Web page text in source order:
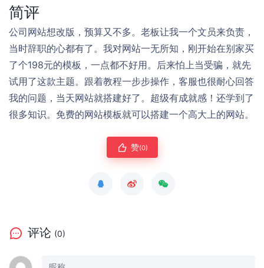
简评
公司网站想改版，预算又不多。老板让我一个文员来负责，
当时辞职的心都有了。我对网站一无所知，刚开始在别家买
了个198元的模板，一点都不好用。后来怕上当受骗，就先
试用了这款主题。跟着教程一步步操作，客服也很耐心回答
我的问题，当天网站就搭建好了。超级有成就感！还学到了
很多知识。免费的网站模板就可以搭建一个高大上的网站。
赞(0)
评论 (0)